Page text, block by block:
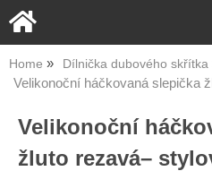
Home Dílnička dubového skřítka
Velikonoční háčkovaná slepička
Velikonoční
žluto rezavá–